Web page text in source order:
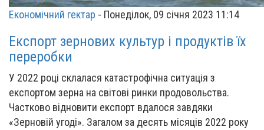
Економічний гектар - Понеділок, 09 січня 2023 11:14
Експорт зернових культур і продуктів їх
переробки
У 2022 році склалася катастрофічна ситуація з
експортом зерна на світові ринки продовольства.
Частково відновити експорт вдалося завдяки
«Зерновій угоді». Загалом за десять місяців 2022 року